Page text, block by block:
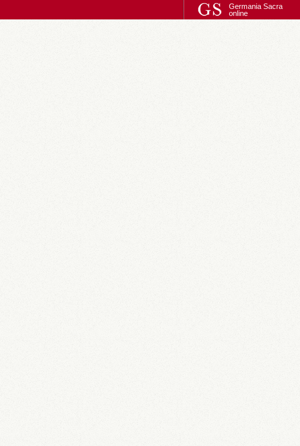
Germania Sacra
online